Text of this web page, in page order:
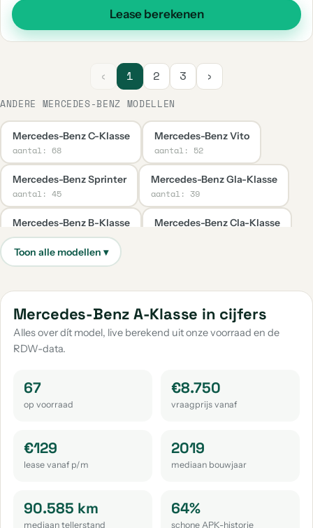
Lease berekenen
‹ 1 2 3 ›
ANDERE MERCEDES-BENZ MODELLEN
Mercedes-Benz C-Klasse
aantal: 68
Mercedes-Benz Vito
aantal: 52
Mercedes-Benz Sprinter
aantal: 45
Mercedes-Benz Gla-Klasse
aantal: 39
Mercedes-Benz B-Klasse
aantal: 35
Mercedes-Benz Cla-Klasse
Mercedes-Benz E-Klasse
Mercedes-Benz Citan
aantal: 18
Mercedes-Benz S-Klasse
aantal: 14
Mercedes-Benz Sl-Klasse
Mercedes-Benz V-Klasse
aantal: 12
Mercedes-Benz G-Klasse
aantal: 11
aantal: 8
Mercedes-Benz A-Klasse in cijfers
Alles over dít model, live berekend uit onze voorraad en de
RDW-data.
67
op voorraad
€8.750
vraagprijs vanaf
€129
lease vanaf p/m
2019
mediaan bouwjaar
90.585 km
mediaan tellerstand
64%
schone APK-historie